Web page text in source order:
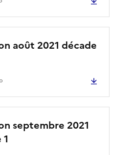
août 2021 décade
septembre 2021